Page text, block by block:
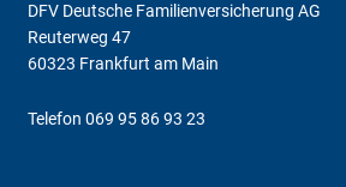
DFV Deutsche Familienversicherung AG
Reuterweg 47
60323 Frankfurt am Main
Telefon 069 95 86 93 23